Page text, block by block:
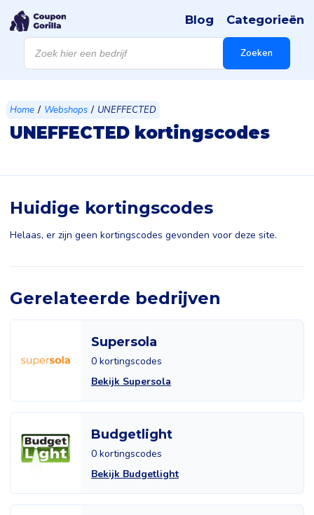
Products
search Zoeken
Blog Categorieën
Home / Webshops / UNEFFECTED
UNEFFECTED kortingscodes
Huidige kortingscodes
Helaas, er zijn geen kortingscodes gevonden voor deze site.
Gerelateerde bedrijven
Supersola
0 kortingscodes
Bekijk Supersola
Budgetlight
0 kortingscodes
Bekijk Budgetlight